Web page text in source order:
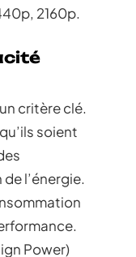
2160p.
critère clé.
soient
l’énergie.
Power)